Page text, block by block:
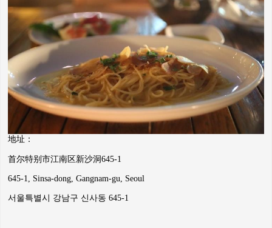
地址：
首尔特别市江南区新沙洞645-1
645-1, Sinsa-dong, Gangnam-gu, Seoul
서울특별시 강남구 신사동 645-1